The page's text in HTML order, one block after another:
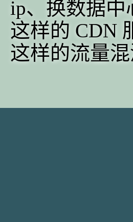
ip、换数据中
这样的 CDN
这样的流量